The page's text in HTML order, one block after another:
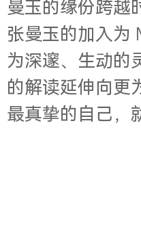
曼玉的缘份跨越
张曼玉的加入为
为深邃、生动的
的解读延伸向
最真挚的自己，